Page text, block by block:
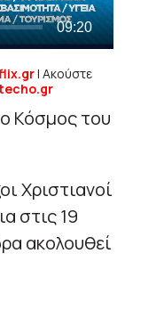
| Ακούστε
Κόσμος του
Χριστιανοί
στις 19
ακολουθεί